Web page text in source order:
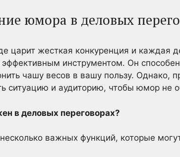
юмора в деловых
царит жесткая конкуренция и каждая
инструментом. Он
чашу весов в вашу пользу. Однако,
ситуацию и аудиторию, чтобы юмор не
в деловых переговорах?
важных функций, которые